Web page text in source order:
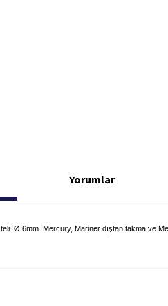
Yorumlar
Ø 6mm. Mercury, Mariner dıştan takma ve